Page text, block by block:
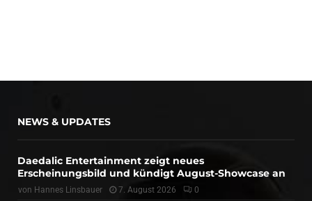
NEWS & UPDATES
Daedalic Entertainment zeigt neues
Erscheinungsbild und kündigt August-Showcase an
von Hannes Linsbauer 7. August 2026 0